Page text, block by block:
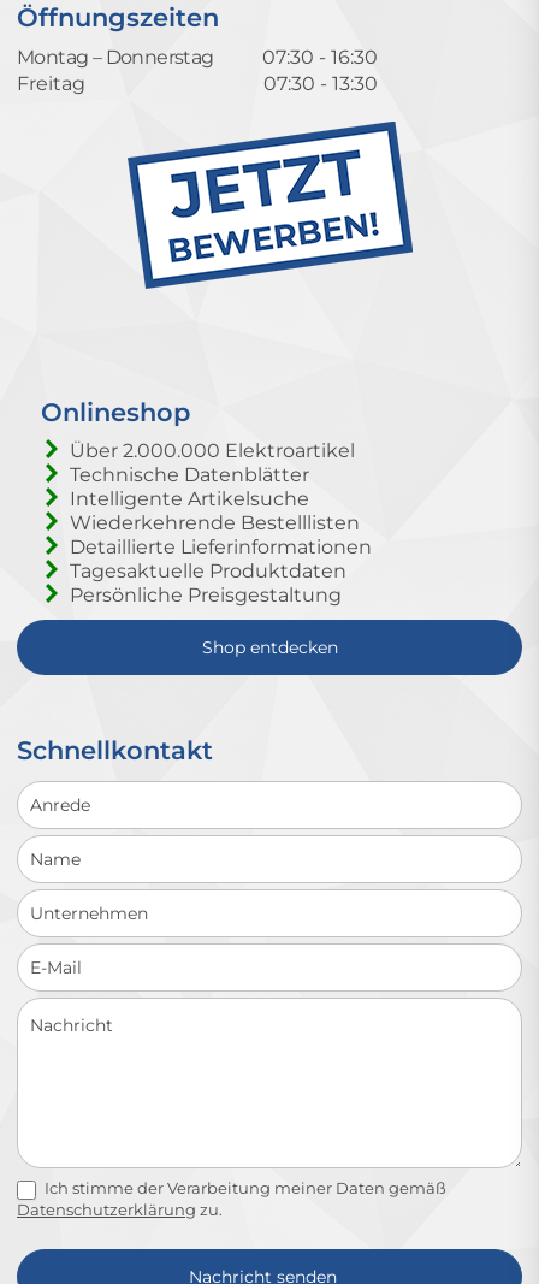
Öffnungszeiten
Montag – Donnerstag
07:30 - 16:30
Freitag
07:30 - 13:30
Onlineshop
Über 2.000.000 Elektroartikel
Technische Datenblätter
Intelligente Artikelsuche
Wiederkehrende Bestelllisten
Detaillierte Lieferinformationen
Tagesaktuelle Produktdaten
Persönliche Preisgestaltung
Shop entdecken
Schnellkontakt
Schnellkontakt
Ich stimme der Verarbeitung meiner Daten gemäß
Datenschutzerklärung zu.
Nachricht senden